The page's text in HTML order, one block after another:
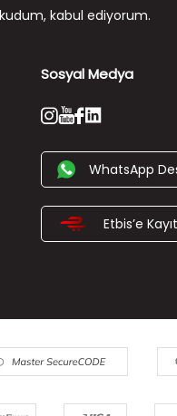
kabul ediyorum.
Sosyal Medya
WhatsApp
Etbis’e